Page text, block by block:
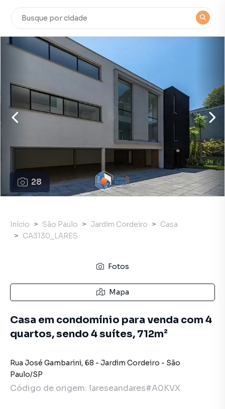
28
Início São Paulo Jardim Cordeiro
Casa
CA3130_LARES
Fotos
Mapa
Casa em condomínio para venda com 4
quartos, sendo 4 suítes, 712m²
Rua José Gambarini, 68 - Jardim Cordeiro - São
Paulo/SP
Código de origem: lareseandares#A0KVX